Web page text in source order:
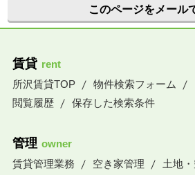
このページをメール
賃貸 rent
所沢賃貸TOP
物件検索フォーム
閲覧履歴
保存した検索条件
管理 owner
賃貸管理業務
空き家管理
土地